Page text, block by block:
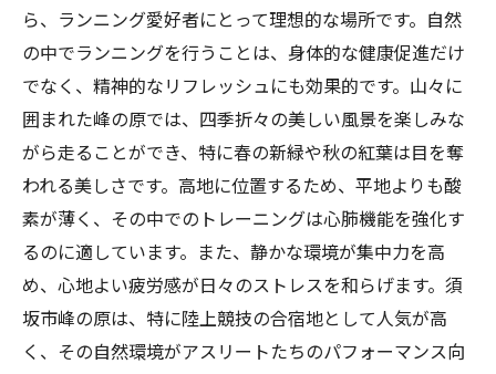
ら、ランニング愛好者にとって理想的な場所です。自然
の中でランニングを行うことは、身体的な健康促進だけ
でなく、精神的なリフレッシュにも効果的です。山々に
囲まれた峰の原では、四季折々の美しい風景を楽しみな
がら走ることができ、特に春の新緑や秋の紅葉は目を奪
われる美しさです。高地に位置するため、平地よりも酸
素が薄く、その中でのトレーニングは心肺機能を強化す
るのに適しています。また、静かな環境が集中力を高
め、心地よい疲労感が日々のストレスを和らげます。須
坂市峰の原は、特に陸上競技の合宿地として人気が高
く、その自然環境がアスリートたちのパフォーマンス向